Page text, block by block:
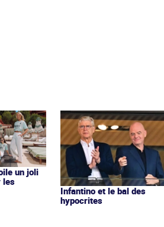
un joli
les
Infantino et le bal des
hypocrites